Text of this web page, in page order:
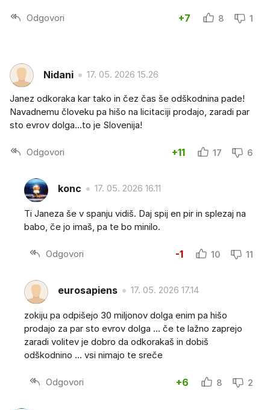
Odgovori +7 8 1
Nidani 17. 05. 2026 15.26
Janez odkoraka kar tako in čez čas še odškodnina pade!
Navadnemu človeku pa hišo na licitaciji prodajo, zaradi par
sto evrov dolga...to je Slovenija!
Odgovori +11 17 6
konc 17. 05. 2026 16.11
Ti Janeza še v spanju vidiš. Daj spij en pir in splezaj na
babo, če jo imaš, pa te bo minilo.
Odgovori -1 10 11
eurosapiens 17. 05. 2026 17.14
zokiju pa odpišejo 30 miljonov dolga enim pa hišo
prodajo za par sto evrov dolga ... če te lažno zaprejo
zaradi volitev je dobro da odkorakaš in dobiš
odškodnino ... vsi nimajo te sreče
Odgovori +6 8 2